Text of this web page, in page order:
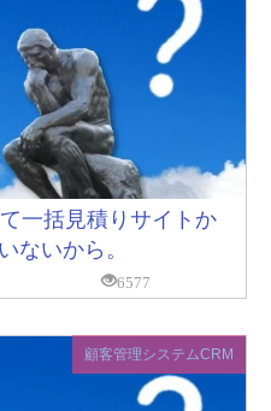
一括見積りサイトか
ないから。
6577
顧客管理システムCRM